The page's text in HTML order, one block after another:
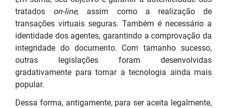
tratados on-line, assim como a realização de
transações virtuais seguras. Também é necessário a
identidade dos agentes, garantindo a comprovação da
integridade do documento. Com tamanho sucesso,
outras legislações foram desenvolvidas
gradativamente para tornar a tecnologia ainda mais
popular.
Dessa forma, antigamente, para ser aceita legalmente,